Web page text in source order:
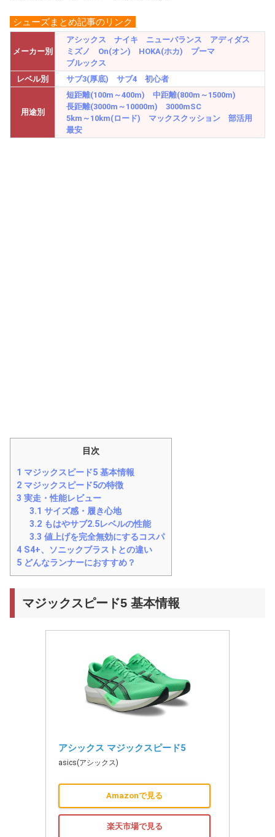
シューズまとめ記事のリンク
メーカー別
アシックス ナイキ ニューバランス
アディダス
ミズノ
On(オン) HOKA(ホカ)
プーマ
ブルックス
レベル別
サブ3(厚底) サブ4 初心者
用途別
短距離(100m～400m)
中距離(800m～1500m)
長距離(3000m～10000m)
3000mSC
5km～10km(ロード)
マックスクッション
部活用
最安
目次
1 マジックスピード5 基本情報
2 マジックスピード5の特徴
3 実走・性能レビュー
3.1 サイズ感・履き心地
3.2 もはやサブ2.5レベルの性能
3.3 値上げを完全無効にするコスパ
4 S4+、ソニックブラストとの違い
5 どんなランナーにおすすめ？
マジックスピード5 基本情報
アシックス マジックスピード5
asics(アシックス)
Amazonで見る
楽天市場で見る